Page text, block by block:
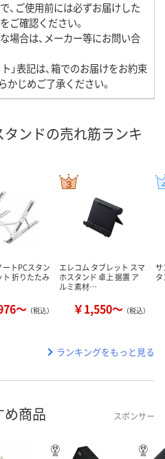
、ご使用前には必ずお届けした
ご確認ください。
場合は、メーカー等にお問い合
」表記は、箱でのお届けをお約束
かじめご了承ください。
ンドの売れ筋ランキ
ートPCスタン
ト 折りたたみ
～ （税込）
エレコム タブレット スマ
ホスタンド 卓上 据置 ア
ルミ素材…
￥1,550～ （税込）
ランキングをもっと見る
め商品 スポンサー